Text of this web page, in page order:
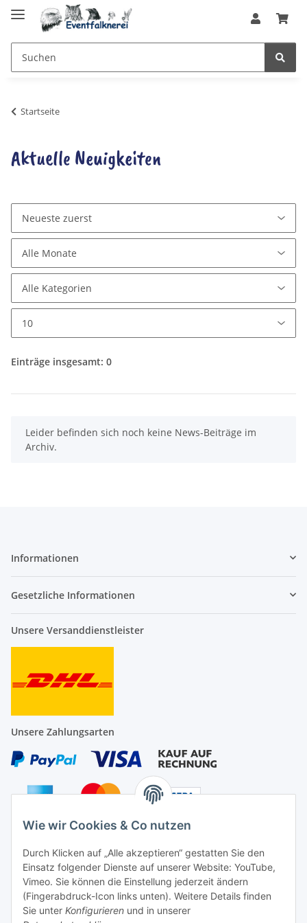
Wie wir Cookies & Co nutzen
Durch Klicken auf „Alle akzeptieren“ gestatten Sie den
Einsatz folgender Dienste auf unserer Website: YouTube,
Vimeo. Sie können die Einstellung jederzeit ändern
(Fingerabdruck-Icon links unten). Weitere Details finden
Sie unter Konfigurieren und in unserer
Startseite
Aktuelle Neuigkeiten
Einträge insgesamt: 0
xLeider befinden sich noch keine News-Beiträge im
Archiv.
Informationen
Gesetzliche Informationen
Unsere Versanddienstleister
Unsere Zahlungsarten
Ein Partnershop der